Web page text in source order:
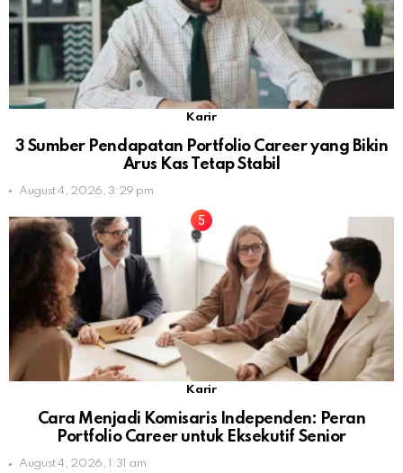
Karir
3 Sumber Pendapatan Portfolio Career yang Bikin
Arus Kas Tetap Stabil
August 4, 2026, 3:29 pm
Karir
Cara Menjadi Komisaris Independen: Peran
Portfolio Career untuk Eksekutif Senior
August 4, 2026, 1:31 am